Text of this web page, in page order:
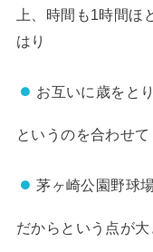
上、時間も1時間
はり
お互いに歳をと
というのを合わせて
茅ヶ崎公園野球
だからという点が大